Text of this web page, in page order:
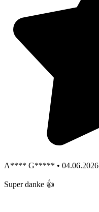
A**** G***** • 04.06.2026
Super danke 👍